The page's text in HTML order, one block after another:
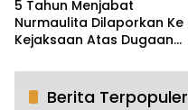
5 Tahun Menjabat
Nurmaulita Dilaporkan Ke
Kejaksaan Atas Dugaan
Dana Bos SMKN -3
Pematangsiantar
Berita Terpopuler